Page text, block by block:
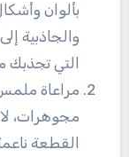
بألوان
والجاذبية
التي
مراعاة
مجوهرات،
القطعة